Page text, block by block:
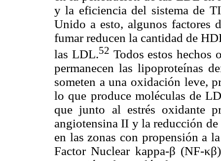
y la eficiencia del sistema de
Unido a esto, algunos factores
fumar reducen la cantidad de
las LDL.52 Todos estos hechos
permanecen las lipoproteínas
someten a una oxidación leve,
lo que produce moléculas de
que junto al estrés oxidante
angiotensina II y la reducción
en las zonas con propensión a
Factor Nuclear kappa-β (NF-